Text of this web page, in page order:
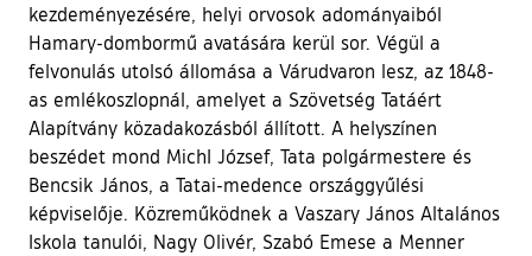
kezdeményezésére, helyi orvosok adományaiból
Hamary-dombormű avatására kerül sor. Végül a
felvonulás utolsó állomása a Várudvaron lesz, az 1848-
as emlékoszlopnál, amelyet a Szövetség Tatáért
Alapítvány közadakozásból állított. A helyszínen
beszédet mond MichI József, Tata polgármestere és
Bencsik János, a Tatai-medence országgyűlési
képviselője. Közreműködnek a Vaszary János Altalános
Iskola tanulói, Nagy Olivér, Szabó Emese a Menner